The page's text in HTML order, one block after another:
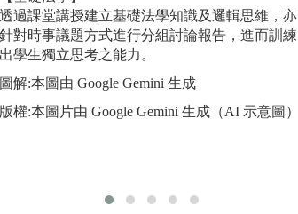
合作單位完成24小時實習，透過接觸案
及參與討論之過程，觀察法律如何運用
活。另有實務經驗豐富的專技教師進行
案例帶進課堂，從各種面向切入思考，
瞭解職場所需能力與特質，俾將所學與
。
透過課堂講授建立基礎法學知識及邏輯思維，亦
針對時事議題方式進行分組討論報告，進而訓練
出學生獨立思考之能力。
圖解:本圖由 Google Gemini 生成
版權:本圖片由 Google Gemini 生成（AI 示意圖）